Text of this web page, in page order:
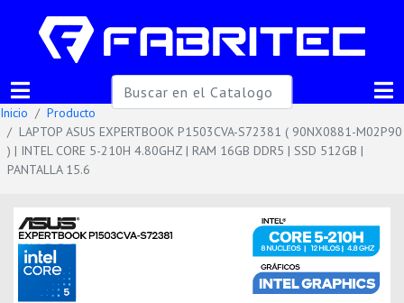
Inicio
Producto
LAPTOP ASUS EXPERTBOOK P1503CVA-S72381 ( 90NX0881-M02P90
) | INTEL CORE 5-210H 4.80GHZ | RAM 16GB DDR5 | SSD 512GB |
PANTALLA 15.6